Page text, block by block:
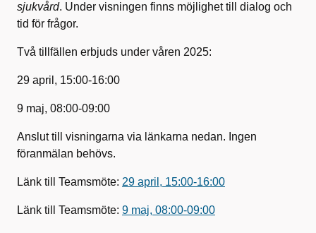
sjukvård. Under visningen finns möjlighet till dialog och
tid för frågor.
Två tillfällen erbjuds under våren 2025:
29 april, 15:00-16:00
9 maj, 08:00-09:00
Anslut till visningarna via länkarna nedan. Ingen
föranmälan behövs.
Länk till Teamsmöte: 29 april, 15:00-16:00
Länk till Teamsmöte: 9 maj, 08:00-09:00